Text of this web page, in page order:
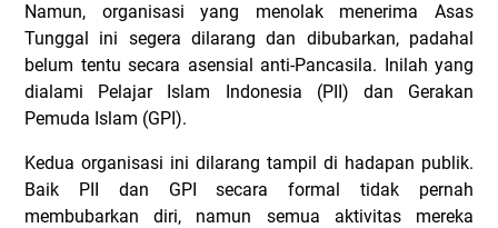
Namun, organisasi yang menolak menerima Asas
Tunggal ini segera dilarang dan dibubarkan, padahal
belum tentu secara asensial anti-Pancasila. Inilah yang
dialami Pelajar Islam Indonesia (PII) dan Gerakan
Pemuda Islam (GPI).
Kedua organisasi ini dilarang tampil di hadapan publik.
Baik PII dan GPI secara formal tidak pernah
membubarkan diri, namun semua aktivitas mereka